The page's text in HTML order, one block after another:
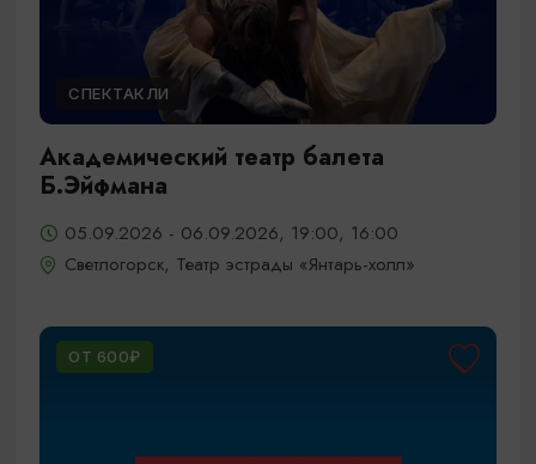
СПЕКТАКЛИ
Академический театр балета
Б.Эйфмана
05.09.2026 - 06.09.2026, 19:00, 16:00
Светлогорск, Театр эстрады «Янтарь-холл»
ОТ 600₽